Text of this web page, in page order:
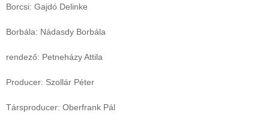
Borcsi: Gajdó Delinke
Borbála: Nádasdy Borbála
rendező: Petneházy Attila
Producer: Szollár Péter
Társproducer: Oberfrank Pál